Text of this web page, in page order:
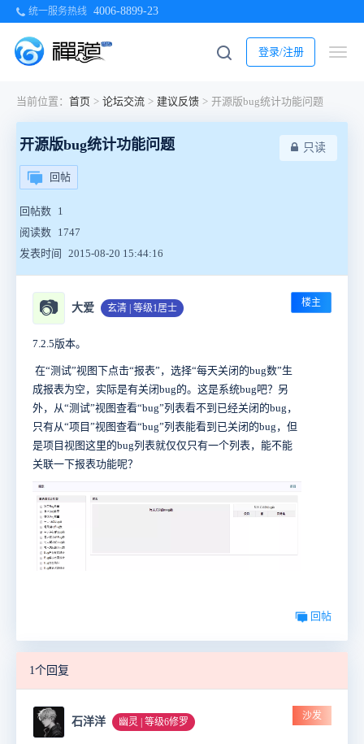
统一服务热线 4006-8899-23
登录/注册
当前位置： 首页 > 论坛交流 > 建议反馈 > 开源版bug统计功能问题
只读
开源版bug统计功能问题
回帖
回帖数 1
阅读数 1747
发表时间
2015-08-20 15:44:16
📷 大爱 玄清 | 等级1居士 楼主
7.2.5版本。
在“测试”视图下点击“报表”，选择“每天关闭的bug数”生
成报表为空，实际是有关闭bug的。这是系统bug吧？另
外，从“测试”视图查看“bug”列表看不到已经关闭的bug，
只有从“项目”视图查看“bug”列表能看到已关闭的bug，但
是项目视图这里的bug列表就仅仅只有一个列表，能不能
关联一下报表功能呢？
回帖
1个回复
石洋洋 幽灵 | 等级6修罗
沙发